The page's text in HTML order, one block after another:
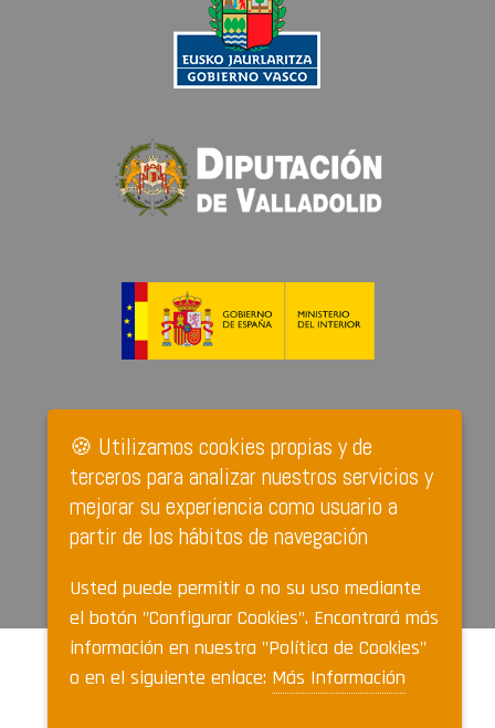
🍪 Utilizamos cookies propias y de
terceros para analizar nuestros servicios y
mejorar su experiencia como usuario a
partir de los hábitos de navegación
Usted puede permitir o no su uso mediante
el botón "Configurar Cookies". Encontrará más
información en nuestra "Política de Cookies"
o en el siguiente enlace: Más Información